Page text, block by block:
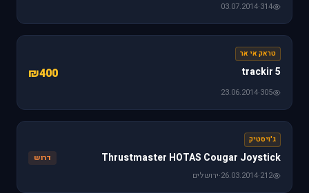
314
·
03.07.2014
טראק אי אר
trackir 5
₪400
305
·
23.06.2014
ג'ויסטיק
Thrustmaster HOTAS Cougar Joystick
דרוש
212
·
26.03.2014
·ירושלים